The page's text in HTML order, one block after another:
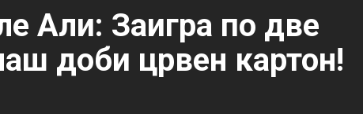
Али: Заигра по две
доби црвен картон!